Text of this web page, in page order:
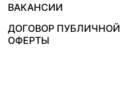
ВАКАНСИИ
ДОГОВОР ПУБЛИЧНОЙ
ОФЕРТЫ